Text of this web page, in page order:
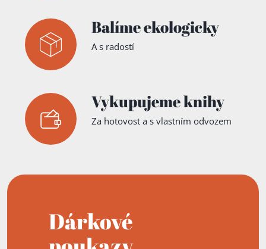
Balíme ekologicky
A s radostí
Vykupujeme knihy
Za hotovost a s vlastním odvozem
Dárkové